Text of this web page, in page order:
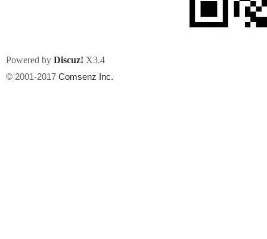
州
Powered by Discuz! X3.4
© 2001-2017 Comsenz Inc.